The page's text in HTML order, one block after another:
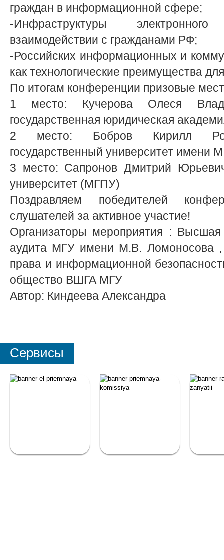
граждан в информационной сфере;
-Инфраструктуры
взаимодействии с гражданами РФ;
-Российских информационных и
как технологические преимущества
По итогам конференции призовые
1 место: Кучерова Олеся
государственная юридическая
2 место: Бобров Кирилл
государственный университет имени
3 место: Сапронов Дмитрий
университет (МГПУ)
Поздравляем победителей
слушателей за активное участие!
Организаторы мероприятия : Высшая
аудита МГУ имени М.В. Ломоносова ,
права и информационной
общество ВШГА МГУ
Автор: Киндеева Александра
Сервисы